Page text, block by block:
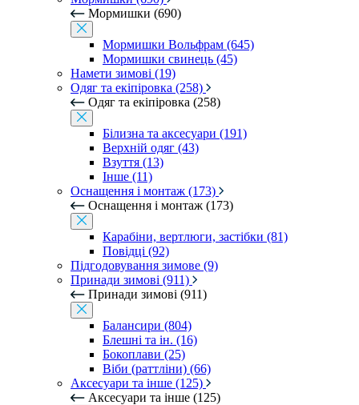
Мормишки (690)
Мормишки Вольфрам (645)
Мормишки свинець (45)
Намети зимові (19)
Одяг та екіпіровка (258)
Одяг та екіпіровка (258)
Білизна та аксесуари (191)
Верхній одяг (43)
Взуття (13)
Інше (11)
Оснащення і монтаж (173)
Оснащення і монтаж (173)
Карабіни, вертлюги, застібки (81)
Повідці (92)
Підгодовування зимове (9)
Принади зимові (911)
Принади зимові (911)
Балансири (804)
Блешні та ін. (16)
Бокоплави (25)
Віби (раттліни) (66)
Аксесуари та інше (125)
Аксесуари та інше (125)